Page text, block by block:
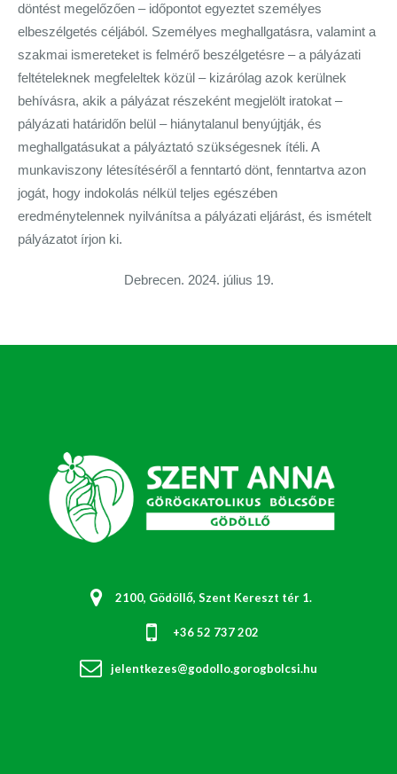
döntést megelőzően – időpontot egyeztet személyes
elbeszélgetés céljából. Személyes meghallgatásra, valamint a
szakmai ismereteket is felmérő beszélgetésre – a pályázati
feltételeknek megfeleltek közül – kizárólag azok kerülnek
behívásra, akik a pályázat részeként megjelölt iratokat –
pályázati határidőn belül – hiánytalanul benyújtják, és
meghallgatásukat a pályáztató szükségesnek ítéli. A
munkaviszony létesítéséről a fenntartó dönt, fenntartva azon
jogát, hogy indokolás nélkül teljes egészében
eredménytelennek nyilvánítsa a pályázati eljárást, és ismételt
pályázatot írjon ki.
Debrecen. 2024. július 19.
2100, Gödöllő, Szent Kereszt tér 1.
+36 52 737 202
jelentkezes@godollo.gorogbolcsi.hu